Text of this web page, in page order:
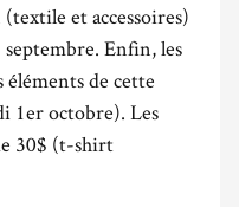
et accessoires)
Enfin, les
éléments de cette
1er octobre). Les
30$ (t-shirt